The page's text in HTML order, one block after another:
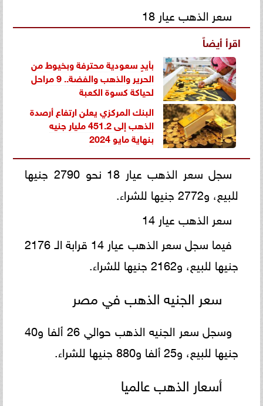
سعر الذهب عيار 18
اقرأ أيضاً
بأيدٍ سعودية محترفة وبخيوط من
الحرير والذهب والفضة.. 9 مراحل
لحياكة كسوة الكعبة
البنك المركزي يعلن ارتفاع أرصدة
الذهب إلى 451.2 مليار جنيه
بنهاية مايو 2024
سجل سعر الذهب عيار 18 نحو 2790 جنيها
للبيع، و2772 جنيها للشراء.
سعر الذهب عيار 14
فيما سجل سعر الذهب عيار 14 قرابة الـ 2176
جنيها للبيع، و2162 جنيها للشراء.
سعر الجنيه الذهب في مصر
وسجل سعر الجنيه الذهب حوالي 26 ألفا و40
جنيها للبيع، و25 ألفا و880 جنيها للشراء.
أسعار الذهب عالميا